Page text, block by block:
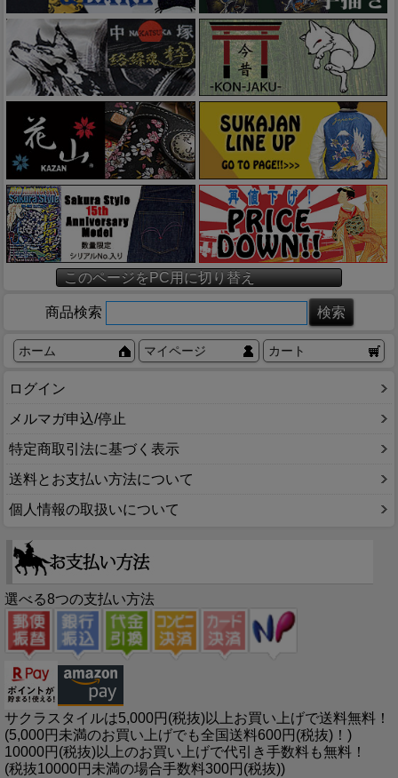
このページをPC用に切り替え
商品検索
ホーム マイページ カート
ログイン
メルマガ申込/停止
特定商取引法に基づく表示
送料とお支払い方法について
個人情報の取扱いについて
選べる8つの支払い方法
サクラスタイルは5,000円(税抜)以上お買い上げで送料無料！
(5,000円未満のお買い上げでも全国送料600円(税抜)！)
10000円(税抜)以上のお買い上げで代引き手数料も無料！
(税抜10000円未満の場合手数料300円(税抜))